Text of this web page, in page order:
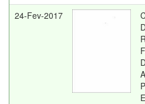
24-Fev-2017